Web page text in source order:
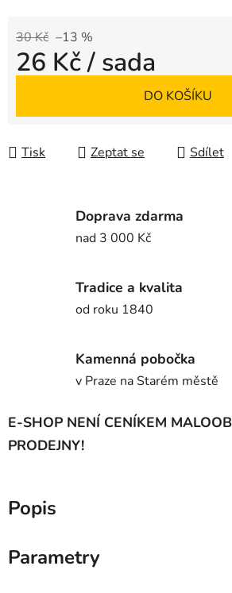
30 Kč –13 %
26 Kč/ sada
DO KOŠÍKU
Tisk Zeptat se Sdílet
Doprava zdarma
nad 3 000 Kč
Tradice a kvalita
od roku 1840
Kamenná pobočka
v Praze na Starém městě
E-SHOP NENÍ CENÍKEM
PRODEJNY!
Popis
Parametry